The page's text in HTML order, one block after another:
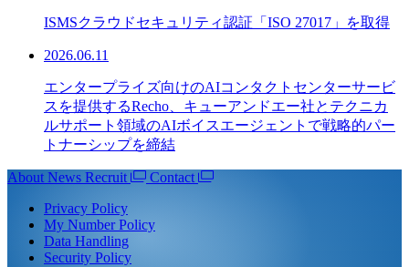
ISMSクラウドセキュリティ認証「ISO 27017」を取得
2026.06.11
エンタープライズ向けのAIコンタクトセンターサービ
スを提供するRecho、キューアンドエー社とテクニカ
ルサポート領域のAIボイスエージェントで戦略的パー
トナーシップを締結
About News Recruit
Contact
Privacy Policy
My Number Policy
Data Handling
Security Policy